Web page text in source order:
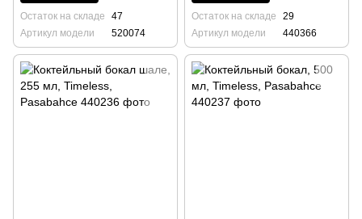
Остаток на складе
47
Артикул модели
520074
Остаток на складе
29
Артикул модели
440366